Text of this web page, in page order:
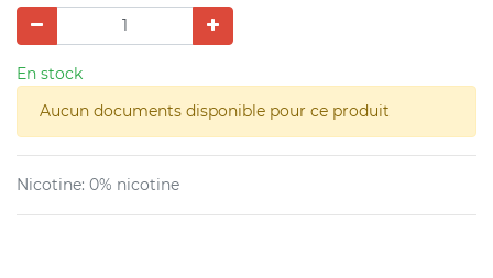
En stock
Aucun documents disponible pour ce produit
Nicotine: 0% nicotine